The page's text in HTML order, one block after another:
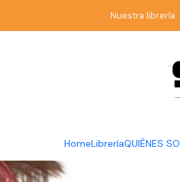
HomeLibreríaQUIÉNES
Nuestra librería
Inicio Librería